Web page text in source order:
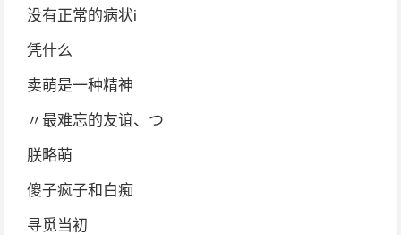
没有正常的病状i
凭什么
卖萌是一种精神
〃最难忘的友谊、つ
朕略萌
傻子疯子和白痴
寻觅当初